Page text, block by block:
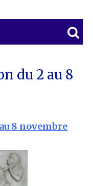
du 2 au 8
8 novembre